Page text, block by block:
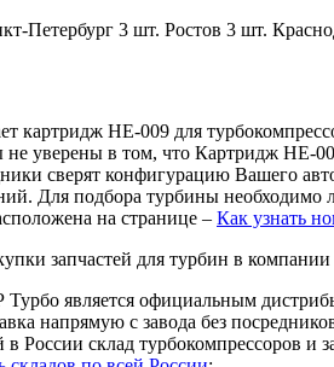
Петербург 3 шт. Ростов 3 шт.
картридж HE-009 для
уверены в том, что Картридж HE-
сверят конфигурацию Вашего
Для подбора турбины необходимо
на странице – Как узнать
запчастей для турбин в
является официальным
напрямую с завода без
России склад турбокомпрессоров и